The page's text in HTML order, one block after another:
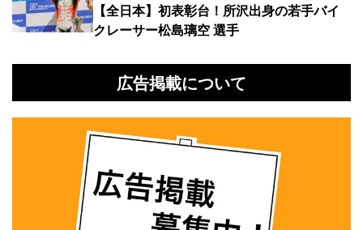
【全日本】初表彰台！所沢出身の若手バイ
クレーサー松島璃空 選手
広告掲載について